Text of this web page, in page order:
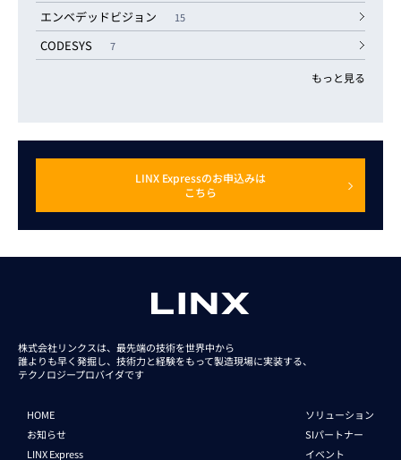
エンベデッドビジョン 15
CODESYS 7
もっと見る
LINX Expressのお申込みは
こちら
株式会社リンクスは、最先端の技術を世界中から
誰よりも早く発掘し、技術力と経験をもって製造現場に実装する、
テクノロジープロバイダです
HOME
お知らせ
LINX Express
ソリューション
SIパートナー
イベント